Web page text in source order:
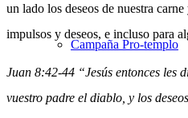
Campaña Pro-templo
un lado los deseos de nuestra
impulsos y deseos, e incluso para
Juan 8:42-44 “Jesús entonces les
vuestro padre el diablo, y los